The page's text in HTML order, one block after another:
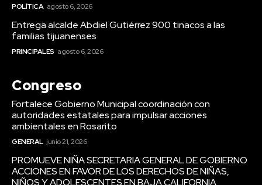
POLÍTICA agosto 6, 2026
Entrega alcalde Abdiel Gutiérrez 900 tinacos a las
familias tijuanenses
PRINCIPALES agosto 6, 2026
Congreso
Fortalece Gobierno Municipal coordinación con
autoridades estatales para impulsar acciones
ambientales en Rosarito
GENERAL junio 21, 2026
PROMUEVE NIÑA SECRETARIA GENERAL DE GOBIERNO
ACCIONES EN FAVOR DE LOS DERECHOS DE NIÑAS,
NIÑOS Y ADOLESCENTES EN BAJA CALIFORNIA